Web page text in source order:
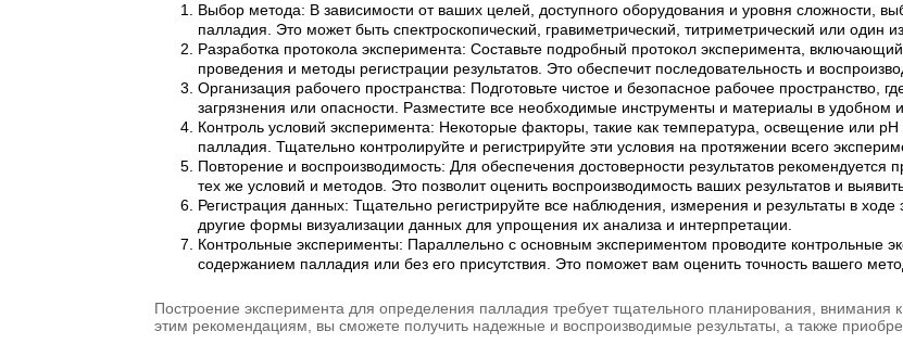
Выбор метода: В зависимости от ваших целей, доступного оборудования и уровня сложности,
палладия. Это может быть спектроскопический, гравиметрический, титриметрический или один
Разработка протокола эксперимента: Составьте подробный протокол эксперимента,
проведения и методы регистрации результатов. Это обеспечит последовательность и
Организация рабочего пространства: Подготовьте чистое и безопасное рабочее пространство,
загрязнения или опасности. Разместите все необходимые инструменты и материалы в удобном
Контроль условий эксперимента: Некоторые факторы, такие как температура, освещение или
палладия. Тщательно контролируйте и регистрируйте эти условия на протяжении всего
Повторение и воспроизводимость: Для обеспечения достоверности результатов рекомендуется
тех же условий и методов. Это позволит оценить воспроизводимость ваших результатов и
Регистрация данных: Тщательно регистрируйте все наблюдения, измерения и результаты в
другие формы визуализации данных для упрощения их анализа и интерпретации.
Контрольные эксперименты: Параллельно с основным экспериментом проводите контрольные
содержанием палладия или без его присутствия. Это поможет вам оценить точность вашего
Построение эксперимента для определения палладия требует тщательного планирования, внимания
этим рекомендациям, вы сможете получить надежные и воспроизводимые результаты, а также